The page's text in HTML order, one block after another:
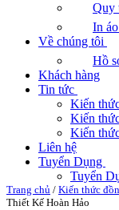
Quy
In
Về chúng tôi
Hồ
Khách hàng
Tin tức
Kiến
Kiến
Kiến
Liên hệ
Tuyển Dụng
Tuyển
Trang chủ / Kiến thức
Thiết Kế Hoàn Hảo